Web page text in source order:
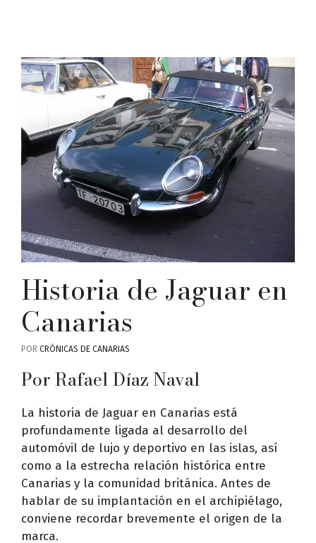
Historia de Jaguar en
Canarias
POR CRÓNICAS DE CANARIAS
Por Rafael Díaz Naval
La historia de Jaguar en Canarias está
profundamente ligada al desarrollo del
automóvil de lujo y deportivo en las islas, así
como a la estrecha relación histórica entre
Canarias y la comunidad británica. Antes de
hablar de su implantación en el archipiélago,
conviene recordar brevemente el origen de la
marca.